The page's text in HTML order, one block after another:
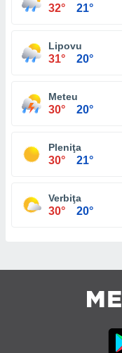
32° 21°
Lipovu
31° 20°
Meteu
30° 20°
Pleniţa
30° 21°
Verbiţa
30° 20°